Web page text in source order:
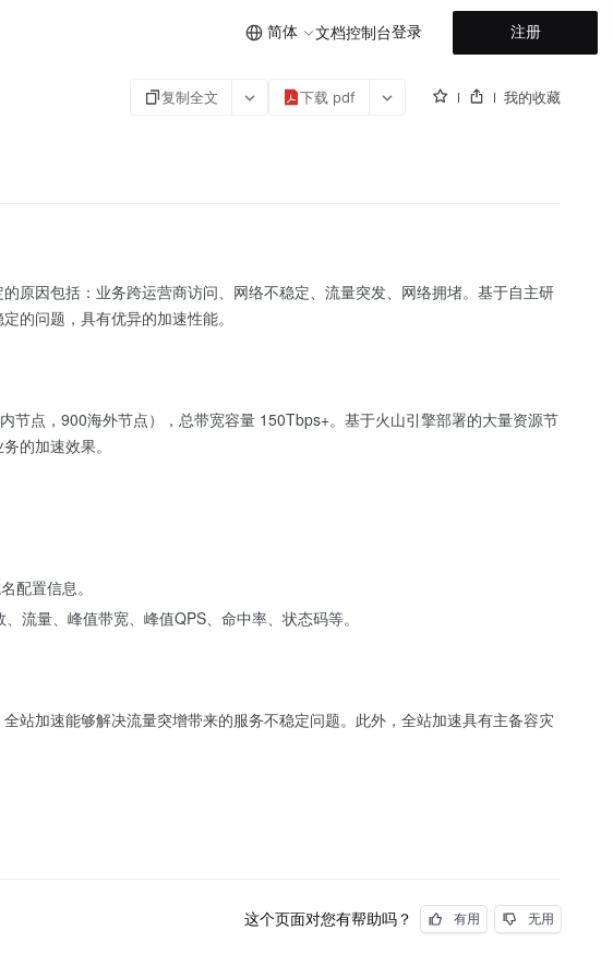
简体 文档控制台登录 注册
复制全文 下载 pdf 我的收藏
原因包括：业务跨运营商访问、网络不稳定、流量突发、网络拥堵。基于自主研
的问题，具有优异的加速性能。
点，900海外节点），总带宽容量 150Tbps+。基于火山引擎部署的大量资源节
的加速效果。
配置信息。
流量、峰值带宽、峰值QPS、命中率、状态码等。
站加速能够解决流量突增带来的服务不稳定问题。此外，全站加速具有主备容灾
这个页面对您有帮助吗？ 有用 无用